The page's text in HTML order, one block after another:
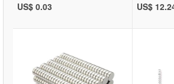
US$ 0.03 US$